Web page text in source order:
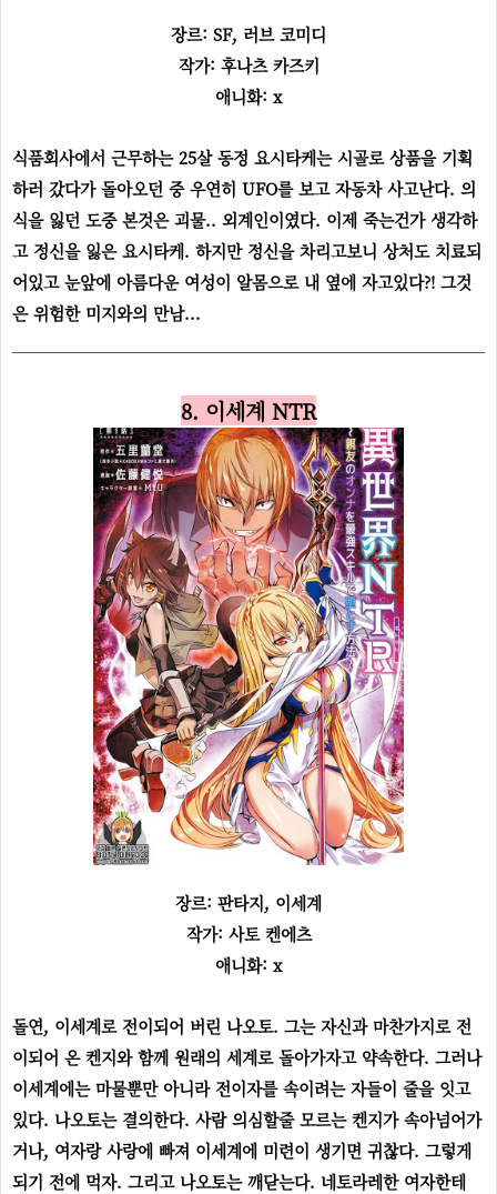
장르: SF, 러브 코미디
작가: 후나츠 카즈키
애니화: x
식품회사에서 근무하는 25살 동정 요시타케는 시골로 상품을 기획
하러 갔다가 돌아오던 중 우연히 UFO를 보고 자동차 사고난다. 의
식을 잃던 도중 본것은 괴물.. 외계인이였다. 이제 죽는건가 생각하
고 정신을 잃은 요시타케. 하지만 정신을 차리고보니 상처도 치료되
어있고 눈앞에 아름다운 여성이 알몸으로 내 옆에 자고있다?! 그것
은 위험한 미지와의 만남...
8. 이세계 NTR
장르: 판타지, 이세계
작가: 사토 켄에츠
애니화: x
돌연, 이세계로 전이되어 버린 나오토. 그는 자신과 마찬가지로 전
이되어 온 켄지와 함께 원래의 세계로 돌아가자고 약속한다. 그러나
이세계에는 마물뿐만 아니라 전이자를 속이려는 자들이 줄을 잇고
있다. 나오토는 결의한다. 사람 의심할줄 모르는 켄지가 속아넘어가
거나, 여자랑 사랑에 빠져 이세계에 미련이 생기면 귀찮다. 그렇게
되기 전에 먹자. 그리고 나오토는 깨닫는다. 네토라레한 여자한테